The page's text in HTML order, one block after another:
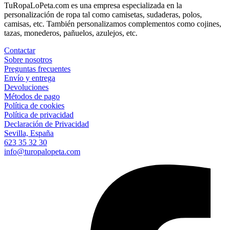
TuRopaLoPeta.com es una empresa especializada en la
personalización de ropa tal como camisetas, sudaderas, polos,
camisas, etc. También personalizamos complementos como cojines,
tazas, monederos, pañuelos, azulejos, etc.
Contactar
Sobre nosotros
Preguntas frecuentes
Envío y entrega
Devoluciones
Métodos de pago
Política de cookies
Política de privacidad
Declaración de Privacidad
Sevilla, España
623 35 32 30
info@turopalopeta.com